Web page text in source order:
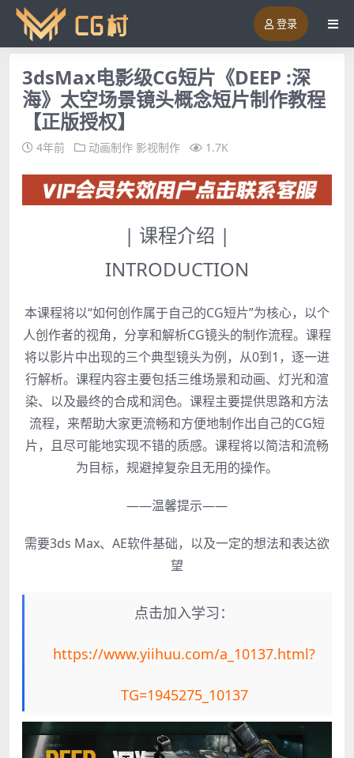
登录
3dsMax电影级CG短片《DEEP :深
海》太空场景镜头概念短片制作教程
【正版授权】
4年前 动画制作 影视制作 1.7K
| 课程介绍 |
INTRODUCTION
本课程将以“如何创作属于自己的CG短片”为核心，以个
人创作者的视角，分享和解析CG镜头的制作流程。课程
将以影片中出现的三个典型镜头为例，从0到1，逐一进
行解析。课程内容主要包括三维场景和动画、灯光和渲
染、以及最终的合成和润色。课程主要提供思路和方法
流程，来帮助大家更流畅和方便地制作出自己的CG短
片，且尽可能地实现不错的质感。课程将以简洁和流畅
为目标，规避掉复杂且无用的操作。
——温馨提示——
需要3ds Max、AE软件基础，以及一定的想法和表达欲
望
点击加入学习：
https://www.yiihuu.com/a_10137.html?
TG=1945275_10137